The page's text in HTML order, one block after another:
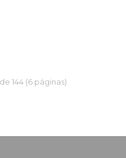
144 (6 páginas)